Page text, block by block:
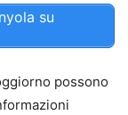
su
possono